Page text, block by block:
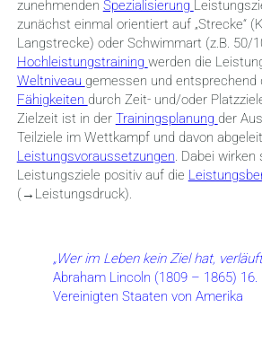
zunehmenden Spezialisierung
zunächst einmal orientiert auf „Strecke“
Langstrecke) oder Schwimmart (z.B. 50/
Hochleistungstraining werden die
Weltniveau gemessen und entsprechend
Fähigkeiten durch Zeit- und/oder
Zielzeit ist in der Trainingsplanung der
Teilziele im Wettkampf und davon
Leistungsvoraussetzungen . Dabei
Leistungsziele positiv auf die
(→Leistungsdruck).
„Wer im Leben kein Ziel hat,
Abraham Lincoln (1809 – 1865) 16.
Vereinigten Staaten von Amerika